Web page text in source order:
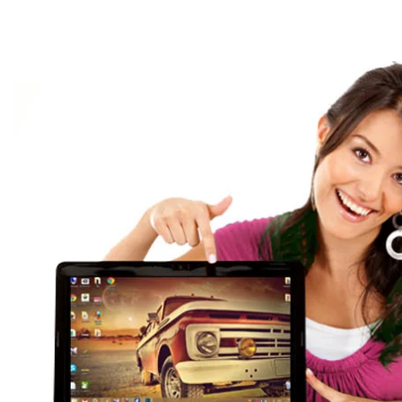
Бесплатный
Выезжаем к заказчику бесплатно
от 1 часа
на дом или в офис